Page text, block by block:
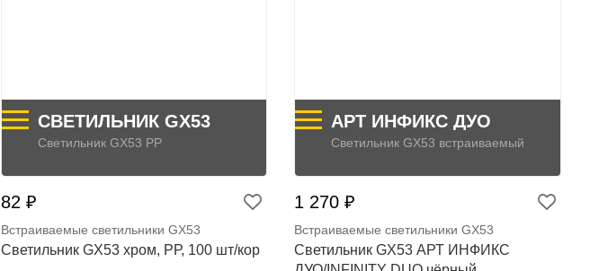
СВЕТИЛЬНИК GX53
Светильник GX53 PР
82 ₽
Встраиваемые светильники GX53
Светильник GX53 хром, PР, 100 шт/кор
АРТ ИНФИКС ДУО
Светильник GX53 встраиваемый
1 270 ₽
Встраиваемые светильники GX53
Светильник GX53 АРТ ИНФИКС